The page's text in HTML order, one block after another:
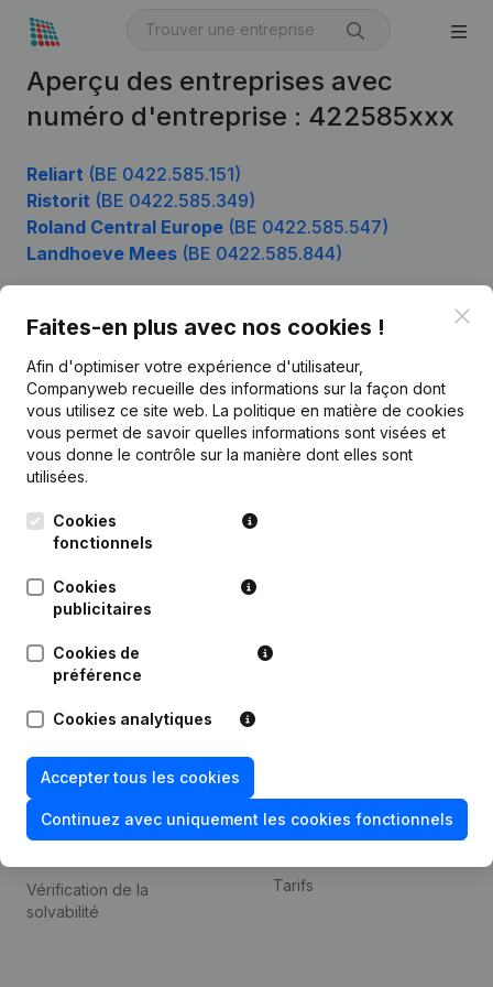
Aperçu des entreprises avec
numéro d'entreprise : 422585xxx
Reliart (BE 0422.585.151)
Ristorit (BE 0422.585.349)
Roland Central Europe (BE 0422.585.547)
Landhoeve Mees (BE 0422.585.844)
Faites-en plus avec nos cookies !
Afin d'optimiser votre expérience d'utilisateur,
Companyweb recueille des informations sur la façon dont
vous utilisez ce site web. La politique en matière de cookies
vous permet de savoir quelles informations sont visées et
vous donne le contrôle sur la manière dont elles sont
utilisées.
Cookies
fonctionnels
Cookies
publicitaires
Cookies de
préférence
Cookies analytiques
Accepter tous les cookies
Continuez avec uniquement les cookies fonctionnels
Français
Leuvensesteenweg
248D,
Produit
Informations d’entreprise
Monitoring
Recherche internationale
Thème
de la fraude
Consulter des comptes
annuels
Recherche de numéro de
Vérification de la
solvabilité
Contact
Tarifs